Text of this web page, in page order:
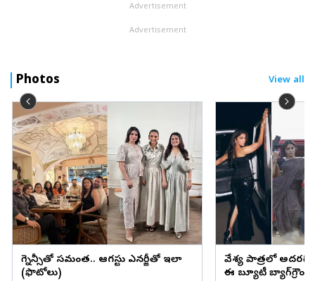
Advertisement
Advertisement
Photos View all
ప్రెగ్నెన్సీతో సమంత.. ఆగస్టు ఎనర్జీతో ఇలా
(ఫొటోలు)
వేశ్య పాత్రలో
ఈ బ్యూటీ